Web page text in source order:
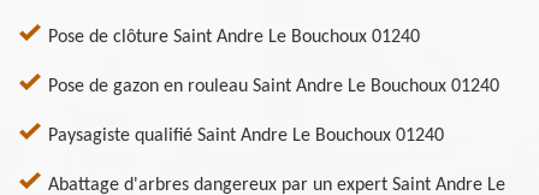
Pose de clôture Saint Andre Le Bouchoux 01240
Pose de gazon en rouleau Saint Andre Le Bouchoux 01240
Paysagiste qualifié Saint Andre Le Bouchoux 01240
Abattage d'arbres dangereux par un expert Saint Andre Le